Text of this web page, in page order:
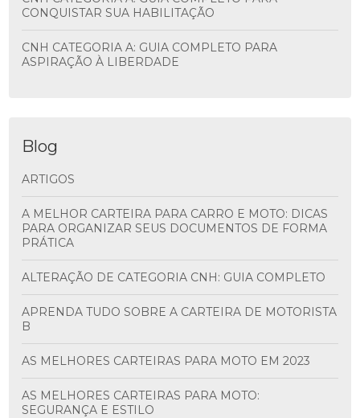
CONQUISTAR SUA HABILITAÇÃO
CNH CATEGORIA A: GUIA COMPLETO PARA
ASPIRAÇÃO À LIBERDADE
Blog
ARTIGOS
A MELHOR CARTEIRA PARA CARRO E MOTO: DICAS
PARA ORGANIZAR SEUS DOCUMENTOS DE FORMA
PRÁTICA
ALTERAÇÃO DE CATEGORIA CNH: GUIA COMPLETO
APRENDA TUDO SOBRE A CARTEIRA DE MOTORISTA
B
AS MELHORES CARTEIRAS PARA MOTO EM 2023
AS MELHORES CARTEIRAS PARA MOTO:
SEGURANÇA E ESTILO